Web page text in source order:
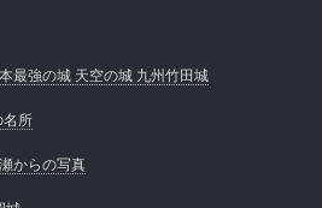
最強の城 天空の城 九州竹田城
名所
からの写真